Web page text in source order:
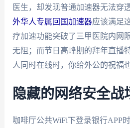
医生，却发现普通加速器无法穿
外华人专属回国加速器应该满足
疗加速功能突破了三甲医院内网
无阻；而节日高峰期的拜年直播
人同时在线时，你给外公的祝福
隐藏的网络安全战
咖啡厅公共WiFi下登录银行APP